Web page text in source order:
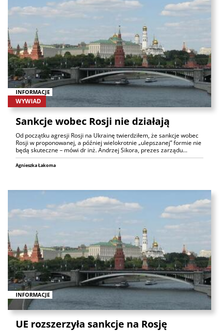
INFORMACJE
WYWIAD
Sankcje wobec Rosji nie działają
Od początku agresji Rosji na Ukrainę twierdziłem, że sankcje wobec
Rosji w proponowanej, a później wielokrotnie „ulepszanej” formie nie
będą skuteczne – mówi dr inż. Andrzej Sikora, prezes zarządu…
Agnieszka Łakoma
INFORMACJE
UE rozszerzyła sankcje na Rosję